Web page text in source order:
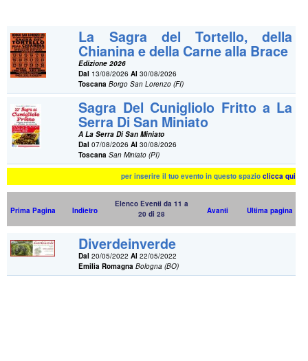
La Sagra del Tortello, della
Chianina e della Carne alla Brace
Edizione 2026
Dal 13/08/2026Al 30/08/2026
Toscana Borgo San Lorenzo (FI)
Sagra Del Cunigliolo Fritto a La
Serra Di San Miniato
A La Serra Di San Miniato
Dal 07/08/2026Al 30/08/2026
Toscana San Miniato (PI)
per inserire il tuo evento in questo spazioclicca qui
Prima Pagina Indietro
Elenco Eventi da 11 a
20 di 28
Avanti Ultima pagina
Diverdeinverde
Dal 20/05/2022Al 22/05/2022
Emilia Romagna Bologna (BO)